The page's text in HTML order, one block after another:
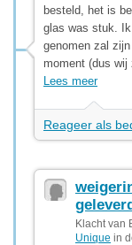
besteld, het is
glas was stuk.
genomen zal
moment (dus wij
Lees meer
Reageer als
Klacht van
Unique in